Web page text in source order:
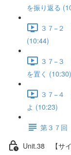
を振り返る
３７−２
(10:44)
３７−３
を置く (10:30)
３７−４
よ (10:23)
第３７回
Unit.38 【サイ